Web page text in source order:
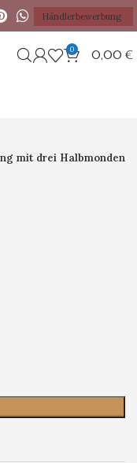
Händlerbewerbung
0 0,00 €
mit drei Halbmonden